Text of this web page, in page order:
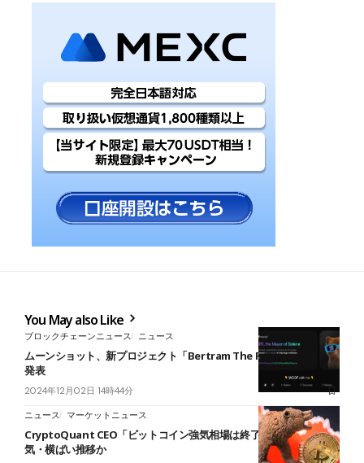
You May also Like
ブロックチェーンニュース ニュース
ムーンショット、新プロジェクト「Bertram The Pomeranian」を
発表
2024年12月02日 14時44分
ニュース マーケットニュース
CryptoQuant CEO「ビットコイン強気相場は終了」──今後は弱
気・横ばい推移か